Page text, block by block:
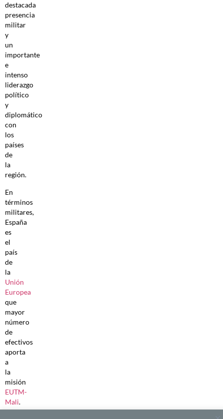
destacada
presencia
militar
y
un
importante
e
intenso
liderazgo
político
y
diplomático
con
los
países
de
la
región.
En
términos
militares,
España
es
el
país
de
la
Unión
Europea
que
mayor
número
de
efectivos
aporta
a
la
misión
EUTM-
Mali.
El